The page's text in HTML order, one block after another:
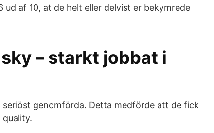
af 10, at de helt eller delvist er bekymrede
– starkt jobbat i
genomförda. Detta medförde att de fick
quality.